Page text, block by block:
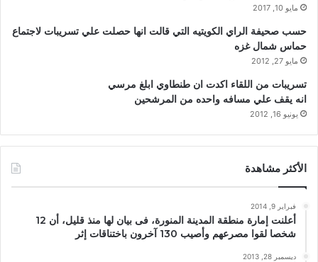
مايو 10, 2017
حسب صحيفة الراي الكويتيه التي قالت انها حصلت علي تسريبات لاجتماع
حماس شمال غزه
مايو 27, 2012
تسريبات من اللقاء اكدت ان طنطاوي ابلغ مرسي
انه يقف علي مسافه واحده من المرشحين
يونيو 16, 2012
الأكثر مشاهدة
فبراير 9, 2014
أعلنت إمارة منطقة المدينة المنورة، فى بيان لها منذ قليل، أن 12
شخصا لقوا مصرعهم وأصيب 130 آخرون باختناقات إثر
ديسمبر 28, 2013